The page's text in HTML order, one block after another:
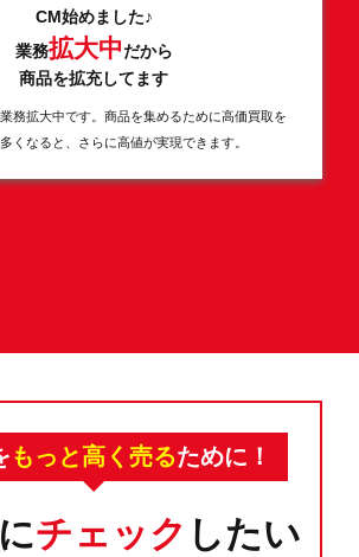
CM始めました♪
業務拡大中だから
商品を拡充してます
務拡大中です。商品を集めるために高価買取を
くなると、さらに高値が実現できます。
もっと高く売るために！
チェック したい